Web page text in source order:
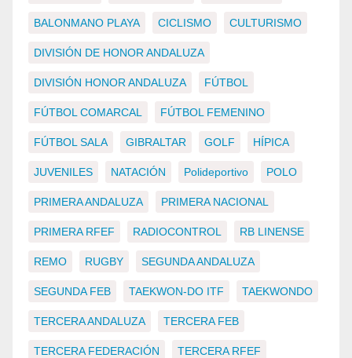
BALONMANO PLAYA CICLISMO CULTURISMO
DIVISIÓN DE HONOR ANDALUZA
DIVISIÓN HONOR ANDALUZA FÚTBOL
FÚTBOL COMARCAL FÚTBOL FEMENINO
FÚTBOL SALA GIBRALTAR GOLF HÍPICA
JUVENILES NATACIÓN Polideportivo POLO
PRIMERA ANDALUZA PRIMERA NACIONAL
PRIMERA RFEF RADIOCONTROL RB LINENSE
REMO RUGBY SEGUNDA ANDALUZA
SEGUNDA FEB TAEKWON-DO ITF TAEKWONDO
TERCERA ANDALUZA TERCERA FEB
TERCERA FEDERACIÓN TERCERA RFEF